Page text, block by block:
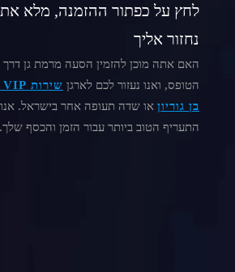
לחץ על כפתור ההזמנה, מלא את
נחזור אליך
האם אתה מוכן להזמין הסעה מרמת גן דרך
הטופס, ואנו נעזור לכם לארגן
בן גוריון או שדה תעופה אחר בישראל.
התעריף הטוב ביותר עבור הזמן והכסף שלך.